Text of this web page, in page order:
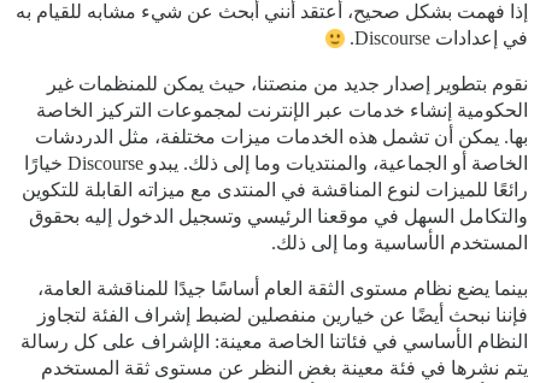
إذا فهمت بشكل صحيح، أعتقد أنني أبحث عن شيء مشابه للقيام به
في إعدادات Discourse.
نقوم بتطوير إصدار جديد من منصتنا، حيث يمكن للمنظمات غير
الحكومية إنشاء خدمات عبر الإنترنت لمجموعات التركيز الخاصة
بها. يمكن أن تشمل هذه الخدمات ميزات مختلفة، مثل الدردشات
الخاصة أو الجماعية، والمنتديات وما إلى ذلك. يبدو Discourse خيارًا
رائعًا للميزات لنوع المناقشة في المنتدى مع ميزاته القابلة للتكوين
والتكامل السهل في موقعنا الرئيسي وتسجيل الدخول إليه بحقوق
المستخدم الأساسية وما إلى ذلك.
بينما يضع نظام مستوى الثقة العام أساسًا جيدًا للمناقشة العامة،
فإننا نبحث أيضًا عن خيارين منفصلين لضبط إشراف الفئة لتجاوز
النظام الأساسي في فئاتنا الخاصة معينة: الإشراف على كل رسالة
يتم نشرها في فئة معينة بغض النظر عن مستوى ثقة المستخدم